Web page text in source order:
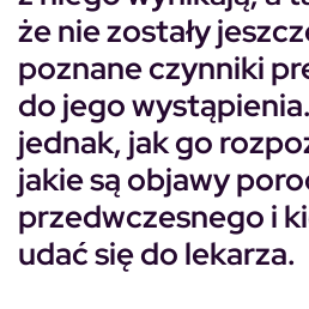
że nie zostały
poznane czynniki
do jego
jednak, jak go
jakie są objawy
przedwczesnego i
udać się do lekarza.